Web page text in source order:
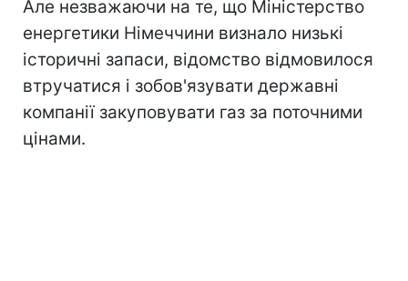
Але незважаючи на те, що Міністерство
енергетики Німеччини визнало низькі
історичні запаси, відомство відмовилося
втручатися і зобов'язувати державні
компанії закуповувати газ за поточними
цінами.